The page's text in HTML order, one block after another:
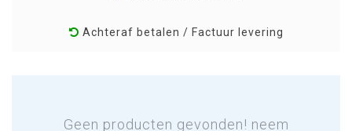
Achteraf betalen / Factuur levering
Geen producten gevonden! neem